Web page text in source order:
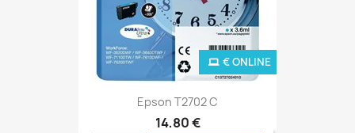
Epson T2702 C
14,80 €
€ ONLINE